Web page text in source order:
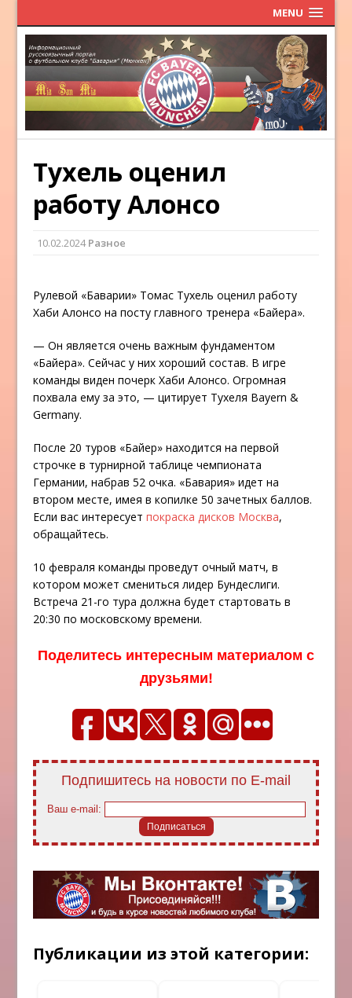
MENU
Тухель оценил
работу Алонсо
10.02.2024Разное
Рулевой «Баварии» Томас Тухель оценил работу
Хаби Алонсо на посту главного тренера «Байера».
— Он является очень важным фундаментом
«Байера». Сейчас у них хороший состав. В игре
команды виден почерк Хаби Алонсо. Огромная
похвала ему за это, — цитирует Тухеля Bayern &
Germany.
После 20 туров «Байер» находится на первой
строчке в турнирной таблице чемпионата
Германии, набрав 52 очка. «Бавария» идет на
втором месте, имея в копилке 50 зачетных баллов.
Если вас интересуетпокраска дисков Москва,
обращайтесь.
10 февраля команды проведут очный матч, в
котором может смениться лидер Бундеслиги.
Встреча 21-го тура должна будет стартовать в
20:30 по московскому времени.
Поделитесь интересным материалом с
друзьями!
Подпишитесь на новости по E-mail
Ваш e-mail:
Публикации из этой категории: